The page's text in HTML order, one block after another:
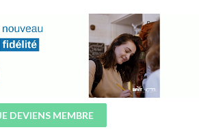
DEVIENS MEMBRE